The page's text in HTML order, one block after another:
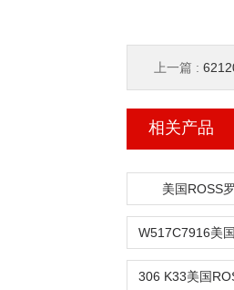
上一篇 :
相关产品
美国ROSS
W517C7916美